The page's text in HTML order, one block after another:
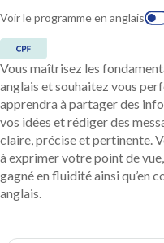
Voir le programme en anglais
Vous maîtrisez les
anglais et souhaitez vous
apprendra à partager des
vos idées et rédiger des
claire, précise et pertinente.
à exprimer votre point de
gagné en fluidité ainsi qu’en
anglais.